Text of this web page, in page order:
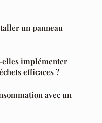
un panneau
elles implémenter
efficaces ?
avec un